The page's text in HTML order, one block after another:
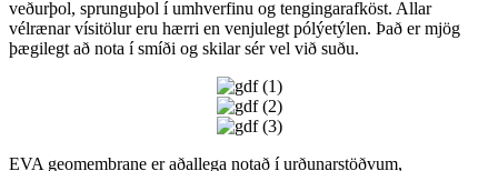
veðurþol, sprunguþol í umhverfinu og tengingarafköst. Allar
vélrænar vísitölur eru hærri en venjulegt pólýetýlen. Það er mjög
þægilegt að nota í smíði og skilar sér vel við suðu.
EVA geomembrane er aðallega notað í urðunarstöðvum,